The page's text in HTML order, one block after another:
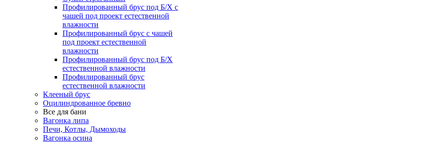
Профилированный брус под Б/Х с
чашей под проект естественной
влажности
Профилированный брус с чашей
под проект естественной
влажности
Профилированный брус под Б/Х
естественной влажности
Профилированный брус
естественной влажности
Клееный брус
Оцилиндрованное бревно
Все для бани
Вагонка липа
Печи, Котлы, Дымоходы
Вагонка осина